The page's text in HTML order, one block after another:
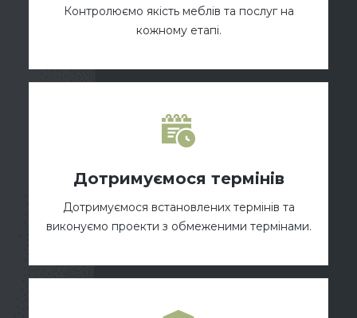
Контролюємо якість меблів та послуг на
кожному етапі.
Дотримуємося термінів
Дотримуємося встановлених термінів та
виконуємо проекти з обмеженими термінами.